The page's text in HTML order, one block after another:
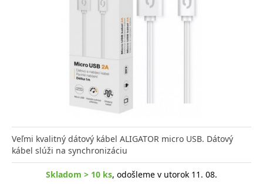
Veľmi kvalitný dátový kábel ALIGATOR micro USB. Dátový
kábel slúži na synchronizáciu
Skladom > 10 ks, odošleme v utorok 11. 08.